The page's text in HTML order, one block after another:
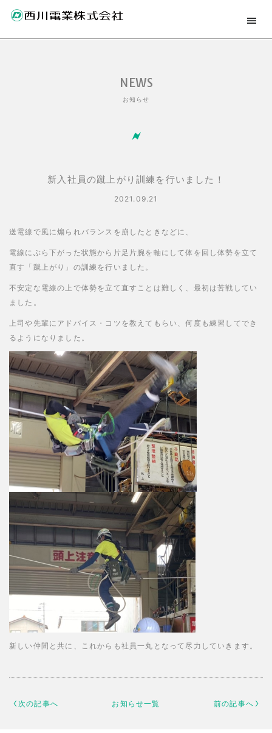
NEWS
お知らせ
新入社員の蹴上がり訓練を行いました！
2021.09.21
送電線で風に煽られバランスを崩したときなどに、
電線にぶら下がった状態から片足片腕を軸にして体を回し体勢を立て
直す「蹴上がり」の訓練を行いました。
不安定な電線の上で体勢を立て直すことは難しく、最初は苦戦してい
ました。
上司や先輩にアドバイス・コツを教えてもらい、何度も練習してでき
るようになりました。
新しい仲間と共に、これからも社員一丸となって尽力していきます。
次の記事へ お知らせ一覧 前の記事へ